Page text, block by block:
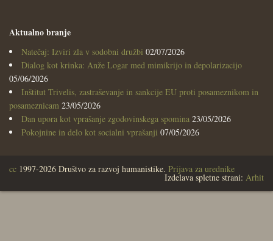
Aktualno branje
Natečaj: Izviri zla v sodobni družbi 02/07/2026
Dialog kot krinka: Anže Logar med mimikrijo in depolarizacijo
05/06/2026
Inštitut Trivelis, zastraševanje in sankcije EU proti posameznikom in
posameznicam 23/05/2026
Dan upora kot vprašanje zgodovinskega spomina 23/05/2026
Pokojnine in delo kot socialni vprašanji 07/05/2026
cc 1997-2026 Društvo za razvoj humanistike. Prijava za urednike
Izdelava spletne strani: Arhit